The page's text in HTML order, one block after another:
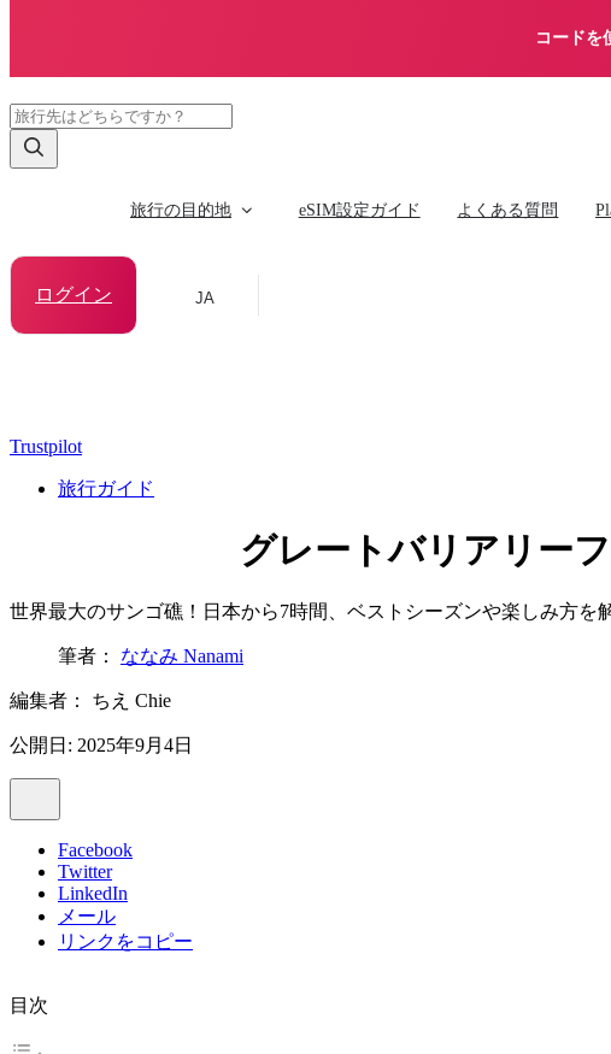
コードを
旅行の目的地 eSIM設定ガイド よくある質問
ログイン JA
Trustpilot
旅行ガイド
グレートバリアリー
世界最大のサンゴ礁！日本から7時間、ベストシーズンや楽しみ方を
筆者： ななみ Nanami
編集者： ちえ Chie
公開日: 2025年9月4日
Facebook
Twitter
LinkedIn
メール
リンクをコピー
目次